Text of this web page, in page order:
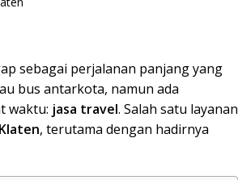
sebagai perjalanan panjang yang
bus antarkota, namun ada
waktu: jasa travel. Salah satu layanan
, terutama dengan hadirnya